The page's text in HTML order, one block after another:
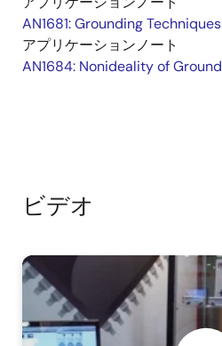
AN1681: Grounding Techniques
アプリケーションノート
AN1684: Nonideality of Ground
ビデオ